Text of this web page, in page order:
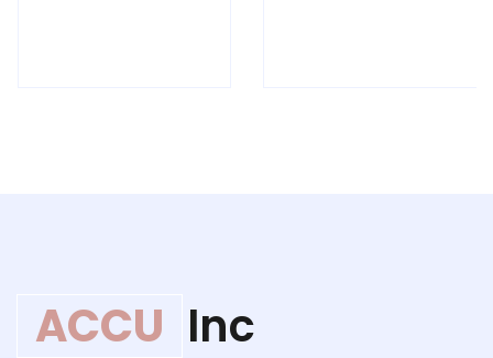
ACCU Inc